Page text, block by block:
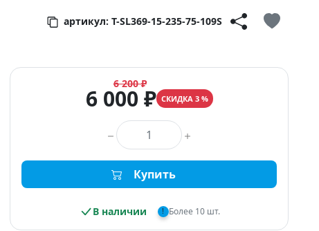
артикул: T-SL369-15-235-75-109S
6 200 ₽
6 000 ₽ СКИДКА 3 %
Количество товара
Купить
В наличии ! Более 10 шт.